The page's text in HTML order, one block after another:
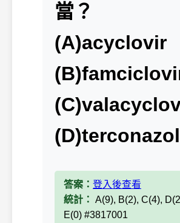
當？
(A)acyclovir
答案： 登入後查看
統計： A(9), B(2), C(4),
E(0) #3817001